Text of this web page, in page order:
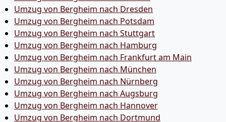
Umzug von Bergheim nach Dresden
Umzug von Bergheim nach Potsdam
Umzug von Bergheim nach Stuttgart
Umzug von Bergheim nach Hamburg
Umzug von Bergheim nach Frankfurt am Main
Umzug von Bergheim nach München
Umzug von Bergheim nach Nürnberg
Umzug von Bergheim nach Augsburg
Umzug von Bergheim nach Hannover
Umzug von Bergheim nach Dortmund